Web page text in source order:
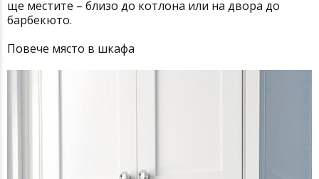
ще местите – близо до котлона или на двора до
барбекюто.
Повече място в шкафа